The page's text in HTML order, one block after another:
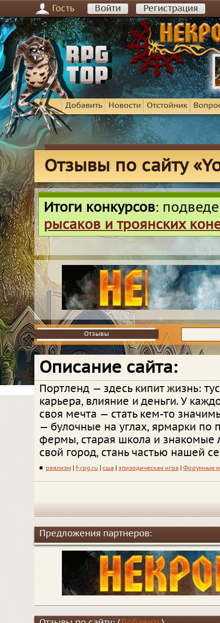
Гость Войти Регистрация
Добавить Новости Отстойник
Отзывы по сайту
Итоги конкурсов:
рысаков и троянских
Отзывы
Отзывы
Описание сайта:
Портленд — здесь кипит жизнь:
карьера, влияние и деньги. У
своя мечта — стать кем-то
— булочные на углах, ярмарки по
фермы, старая школа и знакомые
свой город, стань частью нашей
■ реализм f-rpg.ru сша эпизодическая игра Форумные
Предложения партнеров: